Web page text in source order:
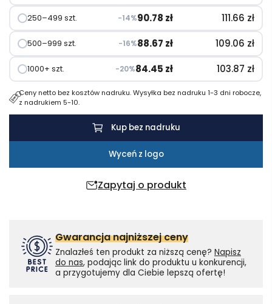
Zapytaj o produkt
250–499 szt. −14%90.78 zł 111.66 zł
500–999 szt. −16%88.67 zł 109.06 zł
1000+ szt. −20%84.45 zł 103.87 zł
Ceny netto bez kosztów nadruku. Wysyłka bez nadruku 1-3 dni robocze,
z nadrukiem 5-10.
Kup bez nadruku
Wyceń z logo
Gwarancja najniższej ceny
Znalazłeś ten produkt za niższą cenę? Napisz
do nas, podając link do produktu u konkurencji,
a przygotujemy dla Ciebie lepszą ofertę!